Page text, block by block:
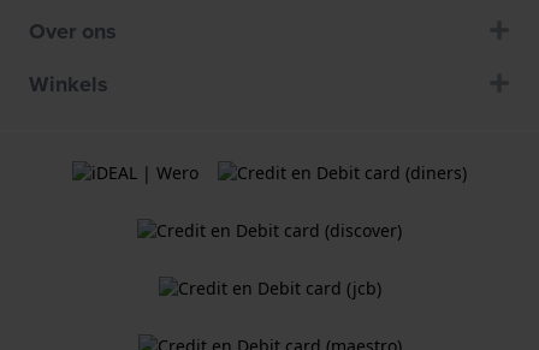
Over ons
Winkels